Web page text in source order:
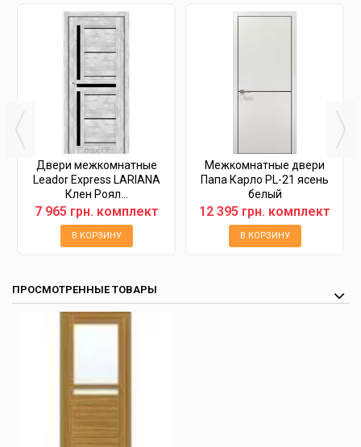
Двери межкомнатные
Leador Express LARIANA
Клен Роял...
7 965 грн. комплект
В КОРЗИНУ
Межкомнатные двери
Папа Карло PL-21 ясень
белый
12 395 грн. комплект
В КОРЗИНУ
ПРОСМОТРЕННЫЕ ТОВАРЫ